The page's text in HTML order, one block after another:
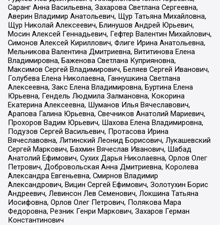
Саранг Анна Васильевна, Захарова Светлана Сергеевна,
Аверин Владимир Анатольевич, Щур Татьяна Михайловна,
Щур Николай Алексеевич, Блинушов Андрей Юрьевич,
Мосин Алексей Геннадьевич, Гефтер Валентин Михайлович,
Симонов Алексей Кириллович, Флиге Ирина Анатольевна,
Мельникова Валентина Дмитриевна, Вититинова Елена
Владимировна, Баженова Светлана Куприяновна,
Максимов Сергей Владимирович, Беляев Сергей Иванович,
Голубева Елена Николаевна, Ганнушкина Светлана
Алексеевна, Закс Елена Владимировна, Буртина Елена
Юрьевна, Гендель Людмила Залмановна, Кокорина
Екатерина Алексеевна, Шуманов Илья Вячеславович,
Арапова Галина Юрьевна, Свечников Анатолий Мариевич,
Прохоров Вадим Юрьевич, Шахова Елена Владимировна,
Подузов Сергей Васильевич, Протасова Ирина
Вячеславовна, Литинский Леонид Борисович, Лукашевский
Сергей Маркович, Бахмин Вячеслав Иванович, Шабад
Анатолий Ефимович, Сухих Дарья Николаевна, Орлов Олег
Петрович, Добровольская Анна Дмитриевна, Королева
Александра Евгеньевна, Смирнов Владимир
Александрович, Вицин Сергей Ефимович, Золотухин Борис
Андреевич, Левинсон Лев Семенович, Локшина Татьяна
Иосифовна, Орлов Олег Петрович, Полякова Мара
Федоровна, Резник Генри Маркович, Захаров Герман
Константинович